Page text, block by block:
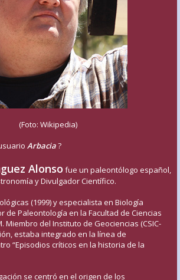
(Foto: Wikipedia)
Arbacia?
Alonso fue un paleontólogo español,
y Divulgador Científico.
(1999) y especialista en Biología
de Paleontología en la Facultad de Ciencias
Miembro del Instituto de Geociencias (CSIC-
estaba integrado en la línea de
“Episodios críticos en la historia de la
se centró en el origen de los